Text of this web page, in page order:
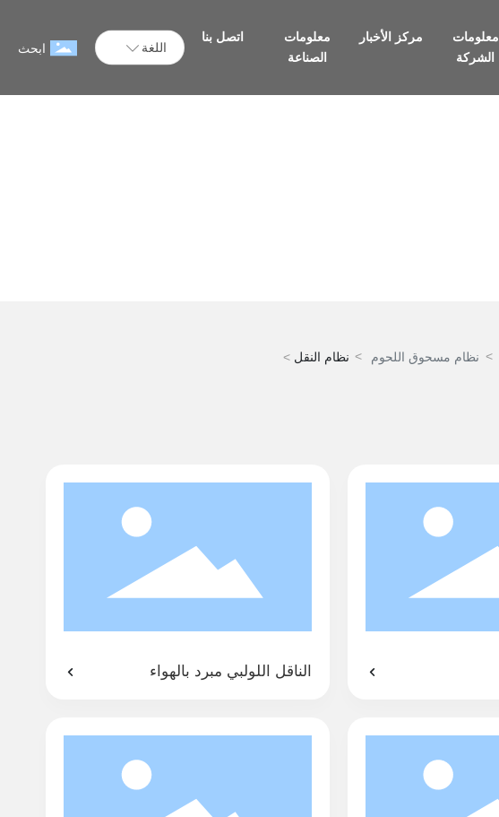
معلومات
الشركة
مركز الأخبار
معلومات
الصناعة
اتصل بنا
اللغة ابحث
نظام مسحوق اللحوم نظام النقل
الناقل اللولبي مبرد بالهواء